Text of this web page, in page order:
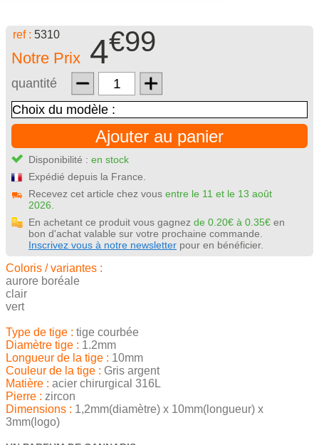
ref : 5310
Notre Prix 4€99
quantité
Ajouter au panier
Disponibilité : en stock
Expédié depuis la France.
Recevez cet article chez vous entre le 11 et le 13 août
2026.
En achetant ce produit vous gagnez de 0.20€ à 0.35€ en
bon d'achat valable sur votre prochaine commande.
Inscrivez vous à notre newsletter pour en bénéficier.
Coloris / variantes :
aurore boréale
clair
vert
Type de tige : tige courbée
Diamètre tige : 1.2mm
Longueur de la tige : 10mm
Couleur de la tige : Gris argent
Matière : acier chirurgical 316L
Pierre : zircon
Dimensions : 1,2mm(diamètre) x 10mm(longueur) x
3mm(logo)